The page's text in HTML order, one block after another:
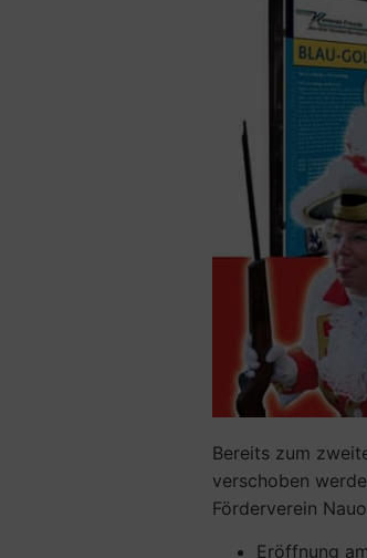
Bereits zum
verschoben
Förderverein
Eröffnung